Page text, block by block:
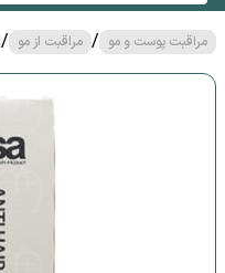
مراقبت پوست و مو / مراقبت از مو /